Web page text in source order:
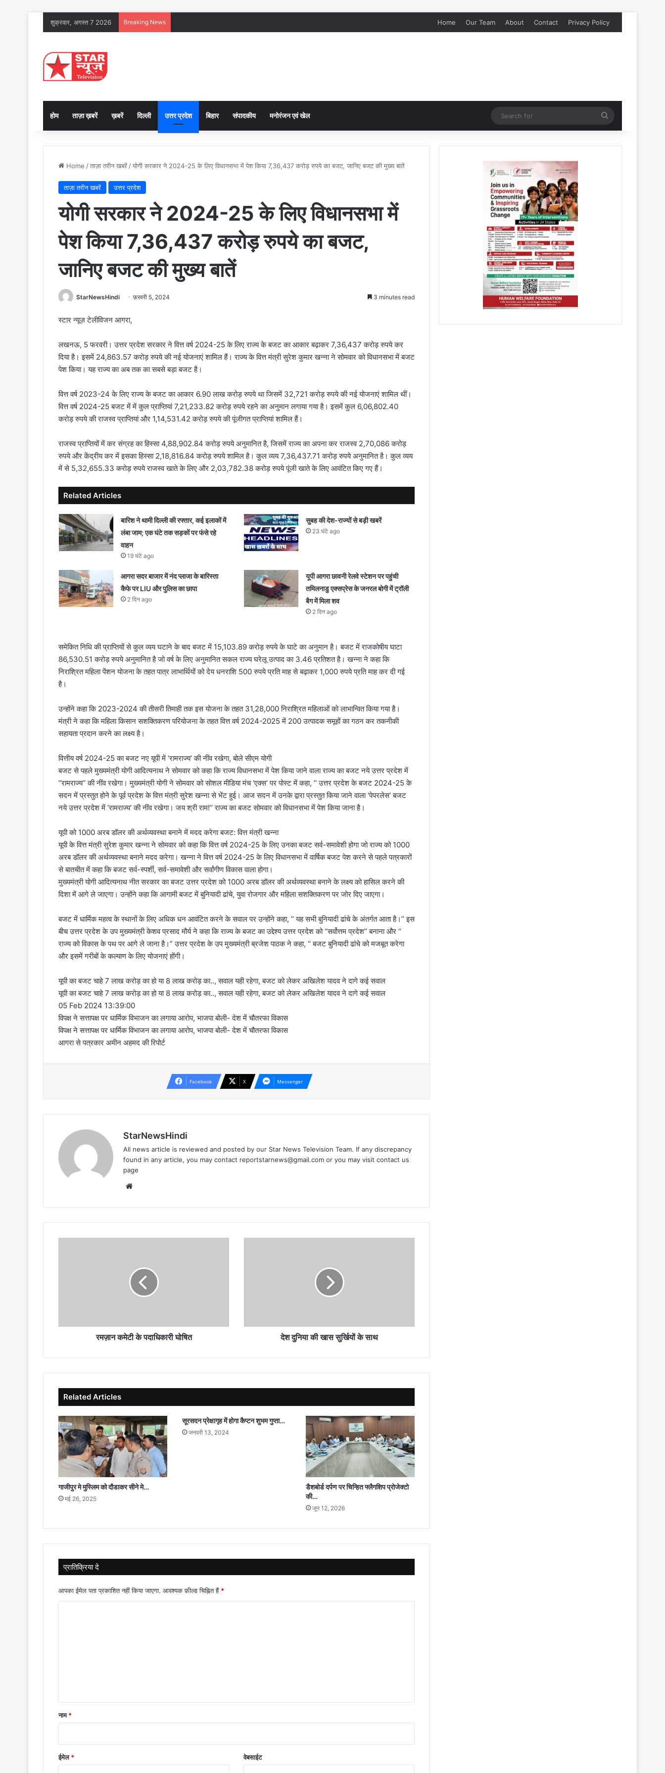
शुक्रवार, अगस्त 7 2026 Breaking News Home Our Team About Contact Privacy Policy
होम ताज़ा ख़बरें ख़बरें दिल्ली उत्तर प्रदेश बिहार संपादकीय मनोरंजन एवं खेल
for
Home /ताज़ा तरीन खबरें /योगी सरकार ने 2024-25 के लिए विधानसभा में पेश किया 7,36,437 करोड़ रुपये का बजट, जानिए बजट की मुख्य बातें
ताज़ा तरीन खबरें उत्तर प्रदेश
योगी सरकार ने 2024-25 के लिए विधानसभा में
पेश किया 7,36,437 करोड़ रुपये का बजट,
जानिए बजट की मुख्य बातें
StarNewsHindi फ़रवरी 5, 2024 3 minutes read
स्टार न्यूज़ टेलीविजन आगरा,
लखनऊ, 5 फरवरी। उत्तर प्रदेश सरकार ने वित्त वर्ष 2024-25 के लिए राज्य के बजट का आकार बढ़ाकर 7,36,437 करोड़ रुपये कर
दिया है। इसमें 24,863.57 करोड़ रुपये की नई योजनाएं शामिल हैं। राज्य के वित्त मंत्री सुरेश कुमार खन्ना ने सोमवार को विधानसभा में बजट
पेश किया। यह राज्य का अब तक का सबसे बड़ा बजट है।
वित्त वर्ष 2023-24 के लिए राज्य के बजट का आकार 6.90 लाख करोड़ रुपये था जिसमें 32,721 करोड़ रुपये की नई योजनाएं शामिल थीं।
वित्त वर्ष 2024-25 बजट में में कुल प्राप्तियां 7,21,233.82 करोड़ रुपये रहने का अनुमान लगाया गया है। इसमें कुल 6,06,802.40
करोड़ रुपये की राजस्व प्राप्तियां और 1,14,531.42 करोड़ रुपये की पूंजीगत प्राप्तियां शामिल हैं।
राजस्व प्राप्तियों में कर संग्रह का हिस्सा 4,88,902.84 करोड़ रुपये अनुमानित है, जिसमें राज्य का अपना कर राजस्व 2,70,086 करोड़
रुपये और केंद्रीय कर में इसका हिस्सा 2,18,816.84 करोड़ रुपये शामिल है। कुल व्यय 7,36,437.71 करोड़ रुपये अनुमानित है। कुल व्यय
में से 5,32,655.33 करोड़ रुपये राजस्व खाते के लिए और 2,03,782.38 करोड़ रुपये पूंजी खाते के लिए आवंटित किए गए हैं।
Related Articles
बारिश ने थामी दिल्ली की रफ्तार, कई इलाकों में
लंबा जाम; एक घंटे तक सड़कों पर फंसे रहे
वाहन
19 घंटे ago
सुबह की देश-राज्यों से बड़ी खबरें
23 घंटे ago
आगरा सदर बाजार में नंद प्लाजा के बारिस्ता
कैफे पर LIU और पुलिस का छापा
2 दिन ago
यूपी आगरा छावनी रेलवे स्टेशन पर पहुंची
तमिलनाडु एक्सप्रेस के जनरल बोगी में ट्रॉली
बैग में मिला शव
2 दिन ago
समेकित निधि की प्राप्तियों से कुल व्यय घटाने के बाद बजट में 15,103.89 करोड़ रुपये के घाटे का अनुमान है। बजट में राजकोषीय घाटा
86,530.51 करोड़ रुपये अनुमानित है जो वर्ष के लिए अनुमानित सकल राज्य घरेलू उत्पाद का 3.46 प्रतिशत है। खन्ना ने कहा कि
निराश्रित महिला पेंशन योजना के तहत पात्र लाभार्थियों को देय धनराशि 500 रुपये प्रति माह से बढ़ाकर 1,000 रुपये प्रति माह कर दी गई
है।
उन्होंने कहा कि 2023-2024 की तीसरी तिमाही तक इस योजना के तहत 31,28,000 निराश्रित महिलाओं को लाभान्वित किया गया है।
मंत्री ने कहा कि महिला किसान सशक्तिकरण परियोजना के तहत वित्त वर्ष 2024-2025 में 200 उत्पादक समूहों का गठन कर तकनीकी
सहायता प्रदान करने का लक्ष्य है।
वित्तीय वर्ष 2024-25 का बजट नए यूपी में ‘रामराज्‍य’ की नींव रखेगा, बोले सीएम योगी
बजट से पहले मुख्यमंत्री योगी आदित्यनाथ ने सोमवार को कहा कि राज्य विधानसभा में पेश किया जाने वाला राज्य का बजट नये उत्तर प्रदेश में
‘‘रामराज्‍य’’ की नींव रखेगा। मुख्‍यमंत्री योगी ने सोमवार को सोशल मीडिया मंच ‘एक्‍स’ पर पोस्‍ट में कहा, ‘‘ उत्तर प्रदेश के बजट 2024-25 के
सदन में प्रस्तुत होने के पूर्व प्रदेश के वित्त मंत्री सुरेश खन्‍ना से भेंट हुई। आज सदन में उनके द्वारा प्रस्तुत किया जाने वाला ‘पेपरलेस’ बजट
नये उत्तर प्रदेश में ‘रामराज्य’ की नींव रखेगा। जय श्री राम!’’ राज्य का बजट सोमवार को विधानसभा में पेश किया जाना है।
यूपी को 1000 अरब डॉलर की अर्थव्यवस्था बनाने में मदद करेगा बजट: वित्त मंत्री खन्ना
यूपी के वित्त मंत्री सुरेश कुमार खन्ना ने सोमवार को कहा कि वित्त वर्ष 2024-25 के लिए उनका बजट सर्व-समावेशी होगा जो राज्य को 1000
अरब डॉलर की अर्थव्यवस्था बनाने मदद करेगा। खन्‍ना ने वित्त वर्ष 2024-25 के लिए विधानसभा में वार्षिक बजट पेश करने से पहले पत्रकारों
से बातचीत में कहा कि बजट सर्व-स्पर्शी, सर्व-समावेशी और सर्वांगीण विकास वाला होगा।
मुख्‍यमंत्री योगी आदित्‍यनाथ नीत सरकार का बजट उत्तर प्रदेश को 1000 अरब डॉलर की अर्थव्यवस्था बनाने के लक्ष्य को हासिल करने की
दिशा में आगे ले जाएगा। उन्होंने कहा कि आगामी बजट में बुनियादी ढांचे, युवा रोजगार और महिला सशक्तिकरण पर जोर दिए जाएगा।
बजट में धार्मिक महत्व के स्थानों के लिए अधिक धन आवंटित करने के सवाल पर उन्होंने कहा, ‘‘ यह सभी बुनियादी ढांचे के अंतर्गत आता है।’’ इस
बीच उत्तर प्रदेश के उप मुख्यमंत्री केशव प्रसाद मौर्य ने कहा कि राज्य के बजट का उद्देश्य उत्तर प्रदेश को ‘‘सर्वोत्तम प्रदेश’’ बनाना और ‘‘
राज्य को विकास के पथ पर आगे ले जाना है।” उत्तर प्रदेश के उप मुख्यमंत्री ब्रजेश पाठक ने कहा, ‘‘ बजट बुनियादी ढांचे को मजबूत करेगा
और इसमें गरीबों के कल्याण के लिए योजनाएं होंगी।
यूपी का बजट चाहे 7 लाख करोड़ का हो या 8 लाख करोड़ का.., सवाल यही रहेगा, बजट को लेकर अखिलेश यादव ने दागे कई सवाल
यूपी का बजट चाहे 7 लाख करोड़ का हो या 8 लाख करोड़ का.., सवाल यही रहेगा, बजट को लेकर अखिलेश यादव ने दागे कई सवाल
05 Feb 2024 13:39:00
विपक्ष ने सत्तापक्ष पर धार्मिक विभाजन का लगाया आरोप, भाजपा बोली- देश में चौतरफा विकास
विपक्ष ने सत्तापक्ष पर धार्मिक विभाजन का लगाया आरोप, भाजपा बोली- देश में चौतरफा विकास
आगरा से पत्रकार अमीन अहमद की रिपोर्ट
Facebook X Messenger
StarNewsHindi
All news article is reviewed and posted by our Star News Television Team. If any discrepancy
found in any article, you may contact reportstarnews@gmail.com or you may visit contact us
page
रमज़ान कमेटी के पदाधिकारी घोषित देश दुनिया की खास सुर्खियों के साथ
Related Articles
गाजीपुर मे मुस्लिम को दौडाकर सीने मे…
मई 26, 2025
सूरसदन प्रेक्षागृह में होगा कैप्टन शुभम गुप्ता…
जनवरी 13, 2024
डैशबोर्ड दर्पण पर चिन्हित फ्लैगशिप प्रोजेक्टो
की…
जून 12, 2026
प्रातिक्रिया दे
आपका ईमेल पता प्रकाशित नहीं किया जाएगा. आवश्यक फ़ील्ड चिह्नित हैं *
नाम*
ईमेल* वेबसाईट